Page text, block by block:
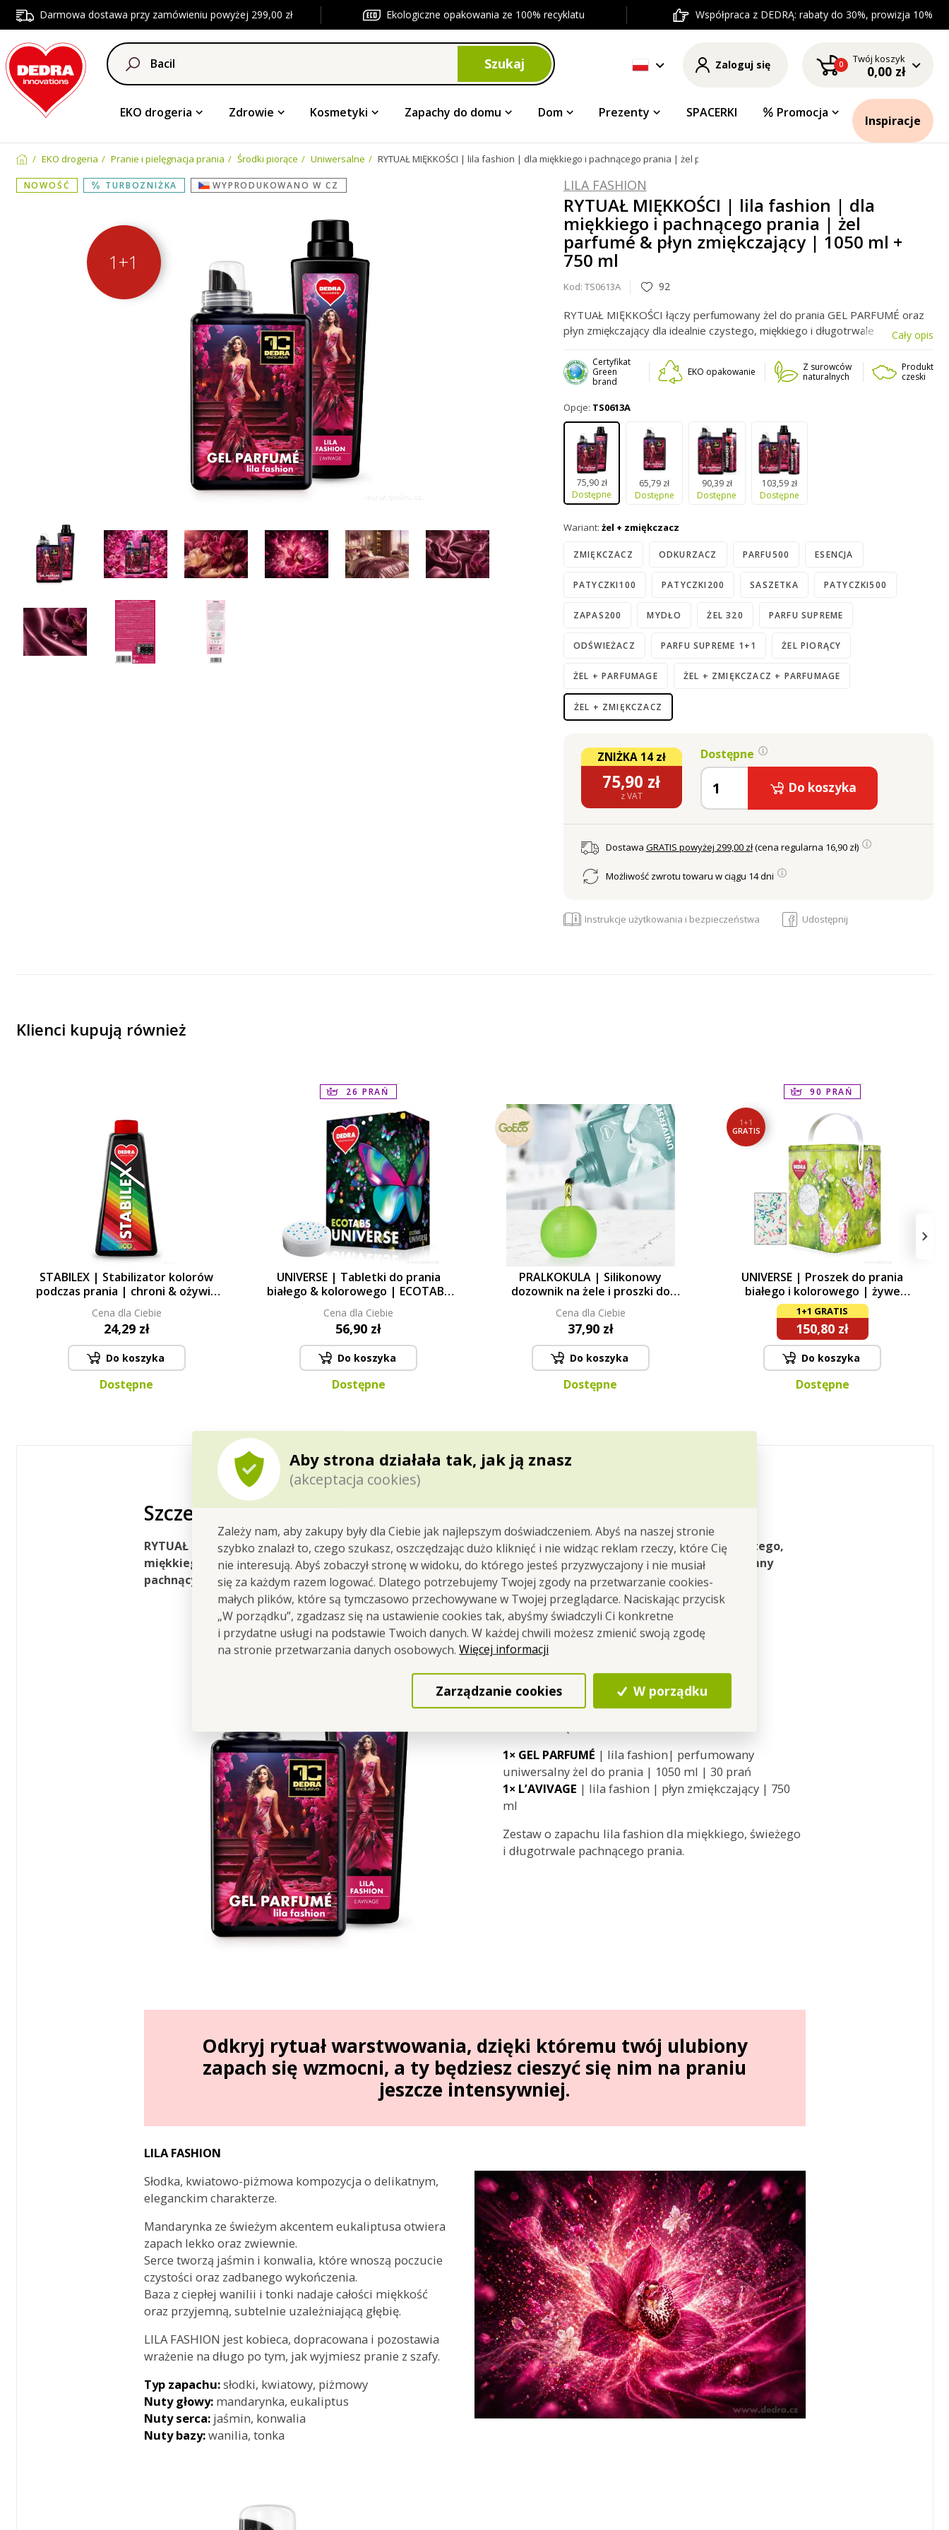
Darmowa dostawa przy zamówieniu powyżej 299,00 zł Ekologiczne opakowania ze 100% recyklatu Współpraca z DEDRĄ: rabaty do 30%, prowizja 10%
Szukaj Zaloguj się 0 Twój koszyk
0,00 zł
EKO drogeria Zdrowie Kosmetyki Zapachy do domu Dom Prezenty SPACERKI Promocja
Inspiracje
Aby strona działała tak, jak ją znasz
(akceptacja cookies)
Zależy nam, aby zakupy były dla Ciebie jak najlepszym doświadczeniem. Abyś na naszej stronie
szybko znalazł to, czego szukasz, oszczędzając dużo kliknięć i nie widząc reklam rzeczy, które Cię
nie interesują. Abyś zobaczył stronę w widoku, do którego jesteś przyzwyczajony i nie musiał
się za każdym razem logować. Dlatego potrzebujemy Twojej zgody na przetwarzanie cookies-
małych plików, które są tymczasowo przechowywane w Twojej przeglądarce. Naciskając przycisk
„W porządku”, zgadzasz się na ustawienie cookies tak, abyśmy świadczyli Ci konkretne
i przydatne usługi na podstawie Twoich danych. W każdej chwili możesz zmienić swoją zgodę
na stronie przetwarzania danych osobowych.Więcej informacji
Zarządzanie cookies W porządku
EKO drogeria Pranie i pielęgnacja prania Środki piorące Uniwersalne RYTUAŁ MIĘKKOŚCI | lila fashion | dla miękkiego i pachnącego prania | żel parfumé & płyn zmiękczający | 1050 ml + 750 ml
NOWOŚĆ TURBOZNIŻKA WYPRODUKOWANO W CZ
1+1
LILA FASHION
RYTUAŁ MIĘKKOŚCI | lila fashion | dla
miękkiego i pachnącego prania | żel
parfumé & płyn zmiękczający | 1050 ml +
750 ml
Kod: TS0613A 92
RYTUAŁ MIĘKKOŚCI łączy perfumowany żel do prania GEL PARFUMÉ oraz
płyn zmiękczający dla idealnie czystego, miękkiego i długotrwale
pachnącego prania. Elegancki zapach lila fashion zamienia każde pranie w
przyjemny pachnący rytuał. Idealny zestaw do codziennej pielęgnacji ubrań
oraz domowych tekstyliów.
Cały opis
Certyfikat
Green
brand
EKO opakowanie
Z surowców
naturalnych
Produkt
czeski
Opcje: TS0613A
75,90 zł
Dostępne
65,79 zł
Dostępne
90,39 zł
Dostępne
103,59 zł
Dostępne
Wariant: żel + zmiękczacz
ZMIĘKCZACZ ODKURZACZ PARFU500 ESENCJA
PATYCZKI100 PATYCZKI200 SASZETKA PATYCZKI500
ZAPAS200 MYDŁO ŻEL 320 PARFU SUPREME
ODŚWIEŻACZ PARFU SUPREME 1+1 ŻEL PIORĄCY
ŻEL + PARFUMAGE ŻEL + ZMIĘKCZACZ + PARFUMAGE
ŻEL + ZMIĘKCZACZ
ZNIŻKA 14 zł
75,90 zł
z VAT
Dostępne
Do koszyka
Dostawa GRATIS powyżej 299,00 zł(cena regularna 16,90 zł)
Możliwość zwrotu towaru w ciągu 14 dni
Instrukcje użytkowania i bezpieczeństwa Udostępnij
Klienci kupują również
STABILEX | Stabilizator kolorów
podczas prania | chroni & ożywia
barwy | ECO | 500 ml
Cena dla Ciebie
24,29 zł
Do koszyka
Dostępne
26 PRAŃ
UNIVERSE | Tabletki do prania
białego & kolorowego | ECOTABS
| 26 prań
Cena dla Ciebie
56,90 zł
Do koszyka
Dostępne
PRALKOKULA | Silikonowy
dozownik na żele i proszki do
prania | GoEco®
Cena dla Ciebie
37,90 zł
Do koszyka
Dostępne
90 PRAŃ
1+1
GRATIS
UNIVERSE | Proszek do prania
białego i kolorowego | żywe
barwy & aktywne wybielanie &
enzymy | ECORAPID | 90 prań +
puszka gratis
1+1 GRATIS
150,80 zł
Do koszyka
Dostępne
›
Szczegółowy opis
RYTUAŁ MIĘKKOŚCI łączy perfumowany żel do prania GEL PARFUMÉ oraz płyn zmiękczający dla idealnie czystego,
miękkiego i długotrwale pachnącego prania. Elegancki zapach lila fashion zamienia każde pranie w przyjemny
pachnący rytuał. Idealny zestaw do codziennej pielęgnacji ubrań oraz domowych tekstyliów.
1× GEL PARFUMÉ | lila fashion| perfumowany
uniwersalny żel do prania | 1050 ml | 30 prań
1× L’AVIVAGE | lila fashion | płyn zmiękczający | 750
ml
Zestaw o zapachu lila fashion dla miękkiego, świeżego
i długotrwale pachnącego prania.
Odkryj rytuał warstwowania, dzięki któremu twój ulubiony
zapach się wzmocni, a ty będziesz cieszyć się nim na praniu
jeszcze intensywniej.
LILA FASHION
Słodka, kwiatowo-piżmowa kompozycja o delikatnym,
eleganckim charakterze.
Mandarynka ze świeżym akcentem eukaliptusa otwiera
zapach lekko oraz zwiewnie.
Serce tworzą jaśmin i konwalia, które wnoszą poczucie
czystości oraz zadbanego wykończenia.
Baza z ciepłej wanilii i tonki nadaje całości miękkość
oraz przyjemną, subtelnie uzależniającą głębię.
LILA FASHION jest kobieca, dopracowana i pozostawia
wrażenie na długo po tym, jak wyjmiesz pranie z szafy.
Typ zapachu:słodki, kwiatowy, piżmowy
Nuty głowy: mandarynka, eukaliptus
Nuty serca: jaśmin, konwalia
Nuty bazy:wanilia, tonka